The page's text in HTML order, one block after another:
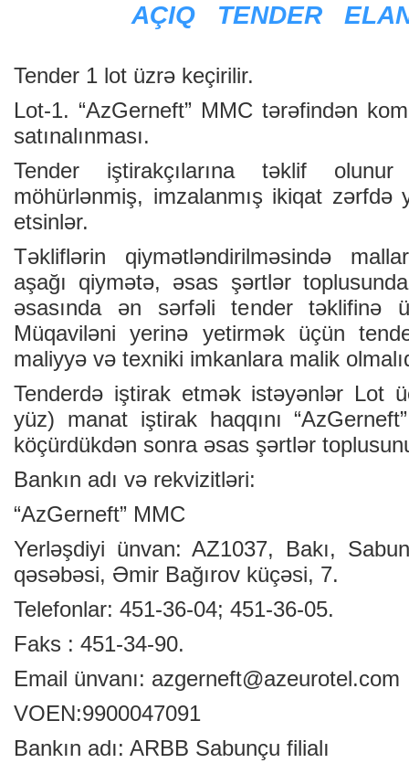
AÇIQ TENDER
Tender 1 lot üzrə keçirilir.
Lot-1. “AzGerneft” MMC tərəfindən
satınalınması.
Tender iştirakçılarına təklif
möhürlənmiş, imzalanmış ikiqat zərfdə
etsinlər.
Təkliflərin qiymətləndirilməsində
aşağı qiymətə, əsas şərtlər
əsasında ən sərfəli tender təklifinə
Müqaviləni yerinə yetirmək üçün
maliyyə və texniki imkanlara malik
Tenderdə iştirak etmək istəyənlər Lot
yüz) manat iştirak haqqını
köçürdükdən sonra əsas şərtlər
Bankın adı və rekvizitləri:
“AzGerneft” MMC
Yerləşdiyi ünvan: AZ1037, Bakı,
qəsəbəsi, Əmir Bağırov küçəsi, 7.
Telefonlar: 451-36-04; 451-36-05.
Faks : 451-34-90.
Email ünvanı: azgerneft@azeurotel.com
VOEN:9900047091
Bankın adı: ARBB Sabunçu filialı